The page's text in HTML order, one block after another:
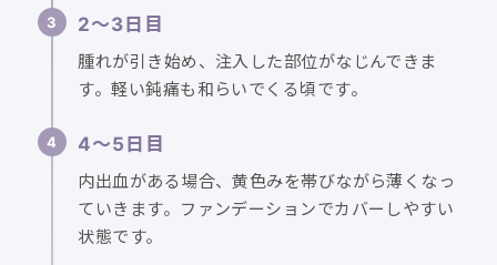
2〜3日目
腫れが引き始め、注入した部位がなじんできま
す。軽い鈍痛も和らいでくる頃です。
4〜5日目
内出血がある場合、黄色みを帯びながら薄くなっ
ていきます。ファンデーションでカバーしやすい
状態です。